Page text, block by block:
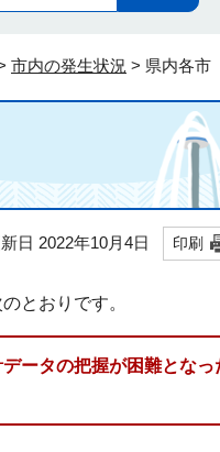
市内の発生状況 > 県内各市
日 2022年10月4日 印刷
とおりです。
ータの把握が困難となっ